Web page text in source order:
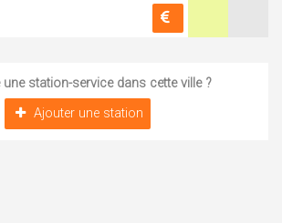
une station-service dans cette ville ?
Ajouter une station